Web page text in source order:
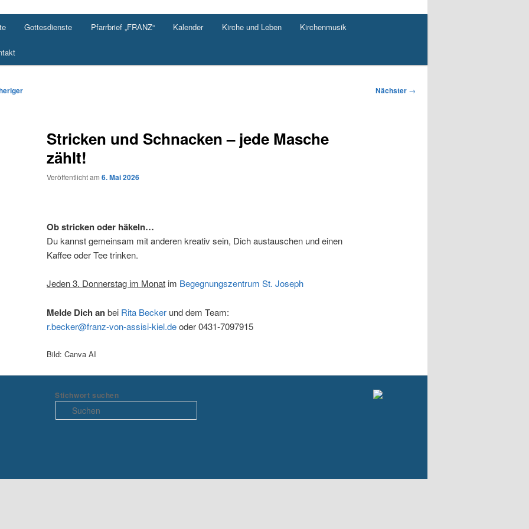
Gottesdienste Pfarrbrief „FRANZ“ Kalender Kirche und Leben Kirchenmusik
Nächster →
Stricken und Schnacken – jede Masche
zählt!
Veröffentlicht am6. Mai 2026
Ob stricken oder häkeln…
Du kannst gemeinsam mit anderen kreativ sein, Dich austauschen und einen
Kaffee oder Tee trinken.
Jeden 3. Donnerstag im Monat im Begegnungszentrum St. Joseph
Melde Dich anbei Rita Becker und dem Team:
r.becker@franz-von-assisi-kiel.deoder 0431-7097915
Bild: Canva AI
Stichwort suchen
u